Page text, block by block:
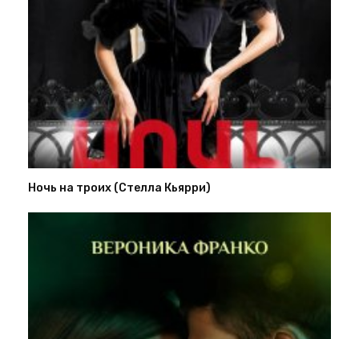
Ночь на троих (Стелла Кьярри)